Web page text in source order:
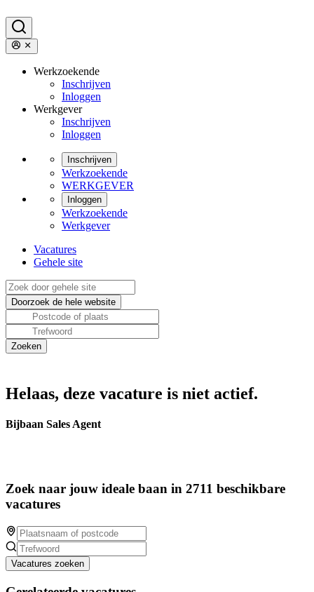
Werkzoekende
Inschrijven
Inloggen
Werkgever
Inschrijven
Inloggen
Inschrijven
Werkzoekende
WERKGEVER
Inloggen
Werkzoekende
Werkgever
Vacatures
Gehele site
Helaas, deze vacature is niet actief.
Bijbaan Sales Agent
Zoek naar jouw ideale baan in 2711 beschikbare
vacatures
Vacatures zoeken